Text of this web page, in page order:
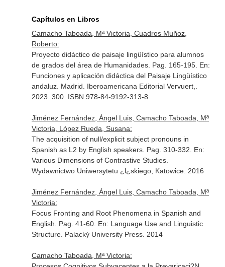
Capítulos en Libros
Camacho Taboada, Mª Victoria, Cuadros Muñoz,
Roberto:
Proyecto didáctico de paisaje lingüístico para alumnos
de grados del área de Humanidades. Pag. 165-195. En:
Funciones y aplicación didáctica del Paisaje Lingüístico
andaluz. Madrid. Iberoamericana Editorial Vervuert,.
2023. 300. ISBN 978-84-9192-313-8
Jiménez Fernández, Ángel Luis, Camacho Taboada, Mª
Victoria, López Rueda, Susana:
The acquisition of null/explicit subject pronouns in
Spanish as L2 by English speakers. Pag. 310-332. En:
Various Dimensions of Contrastive Studies.
Wydawnictwo Uniwersytetu ¿l¿skiego, Katowice. 2016
Jiménez Fernández, Ángel Luis, Camacho Taboada, Mª
Victoria:
Focus Fronting and Root Phenomena in Spanish and
English. Pag. 41-60. En: Language Use and Linguistic
Structure. Palacký University Press. 2014
Camacho Taboada, Mª Victoria: